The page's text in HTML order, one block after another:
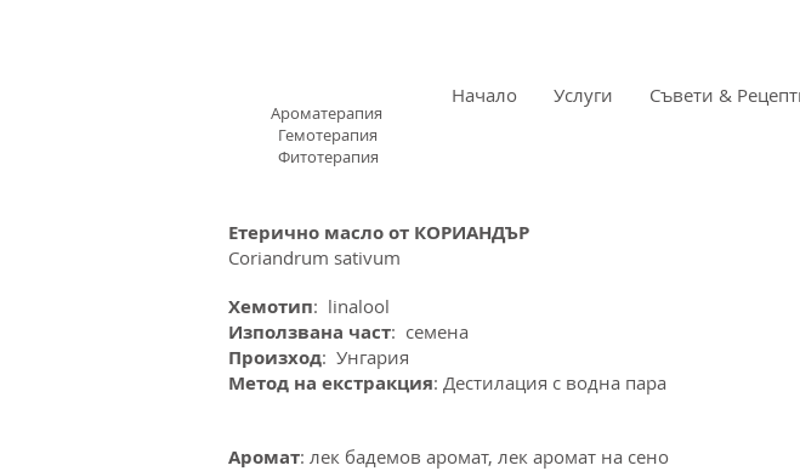
Ароматерапия
Гемотерапия
Фитотерапия
Начало Услуги Съвети &
Етерично масло от КОРИАНДЪР
Coriandrum sativum
Хемотип: linalool
Използвана част: семена
Произход: Унгария
Метод на екстракция: Дестилация с водна пара
Аромат: лек бадемов аромат, лек аромат на сено